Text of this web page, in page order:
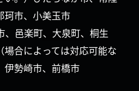
珂市、小美玉市
邑楽町、大泉町、桐生
合によっては対応可能な
伊勢崎市、前橋市